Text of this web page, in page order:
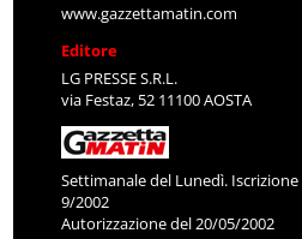
www.gazzettamatin.com
Editore
LG PRESSE S.R.L.
via Festaz, 52 11100 AOSTA
Settimanale del Lunedì.
9/2002
Autorizzazione del 20/05/2002